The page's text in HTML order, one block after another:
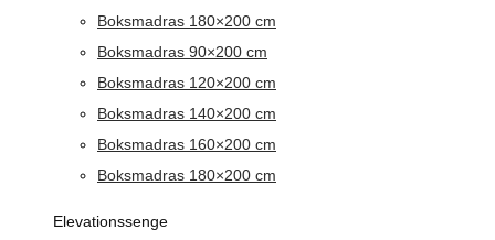
Boksmadras 180×200 cm
Boksmadras 90×200 cm
Boksmadras 120×200 cm
Boksmadras 140×200 cm
Boksmadras 160×200 cm
Boksmadras 180×200 cm
Elevationssenge